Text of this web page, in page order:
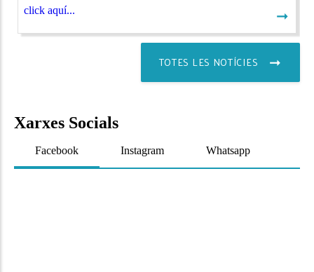
click aquí...
➞
TOTES LES NOTÍCIES
Xarxes Socials
Facebook Instagram Whatsapp